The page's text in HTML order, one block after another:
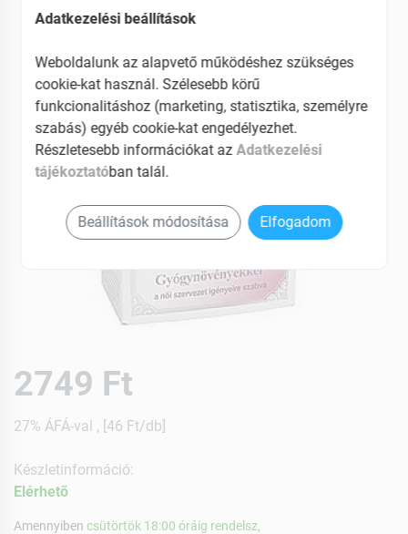
2749 Ft
27% ÁFÁ-val , [46 Ft/db]
Készletinformáció:
Elérhetõ
Amennyiben csütörtök 18:00 óráig rendelsz,
Adatkezelési beállítások
Weboldalunk az alapvető működéshez szükséges
cookie-kat használ. Szélesebb körű
funkcionalitáshoz (marketing, statisztika, személyre
szabás) egyéb cookie-kat engedélyezhet.
Részletesebb információkat azAdatkezelési
tájékoztatóban talál.
Beállítások módosítása Elfogadom